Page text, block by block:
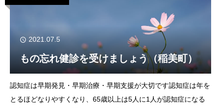
2021.07.5
もの忘れ健診を受けましょう（稲美町）
認知症は早期発見・早期治療・早期支援が大切です認知症は年を
とるほどなりやすくなり、65歳以上は5人に1人が認知症になる